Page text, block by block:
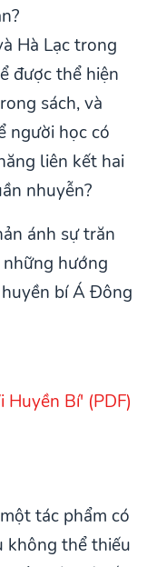
Hà Lạc trong
được thể hiện
sách, và
người học có
liên kết hai
nhuyễn?
ánh sự trăn
hướng
bí Á Đông
Huyền Bí' (PDF)
tác phẩm có
không thể thiếu